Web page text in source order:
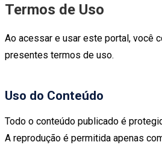
Termos de Uso
Ao acessar e usar este portal, você
presentes termos de uso.
Uso do Conteúdo
Todo o conteúdo publicado é
A reprodução é permitida apenas